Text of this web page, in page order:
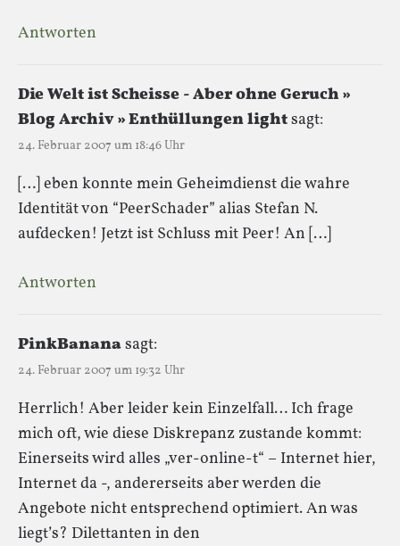
Antworten
Die Welt ist Scheisse - Aber ohne Geruch »
Blog Archiv » Enthüllungen lightsagt:
24. Februar 2007 um 18:46 Uhr
[…] eben konnte mein Geheimdienst die wahre
Identität von “PeerSchader” alias Stefan N.
aufdecken! Jetzt ist Schluss mit Peer! An […]
Antworten
PinkBananasagt:
24. Februar 2007 um 19:32 Uhr
Herrlich! Aber leider kein Einzelfall… Ich frage
mich oft, wie diese Diskrepanz zustande kommt:
Einerseits wird alles „ver-online-t“ – Internet hier,
Internet da -, andererseits aber werden die
Angebote nicht entsprechend optimiert. An was
liegt’s? Dilettanten in den